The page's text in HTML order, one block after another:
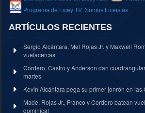
Programa de Licey TV: Somos Liceistas
ARTÍCULOS RECIENTES
Sergio Alcántara, Mel Rojas Jr. y Maxwell
vuelacercas
Cordero, Castro y Anderson dan
martes
Kevin Alcántara pega su primer jonrón en las
Madé, Rojas Jr., Franco y Cordero batean
dominical